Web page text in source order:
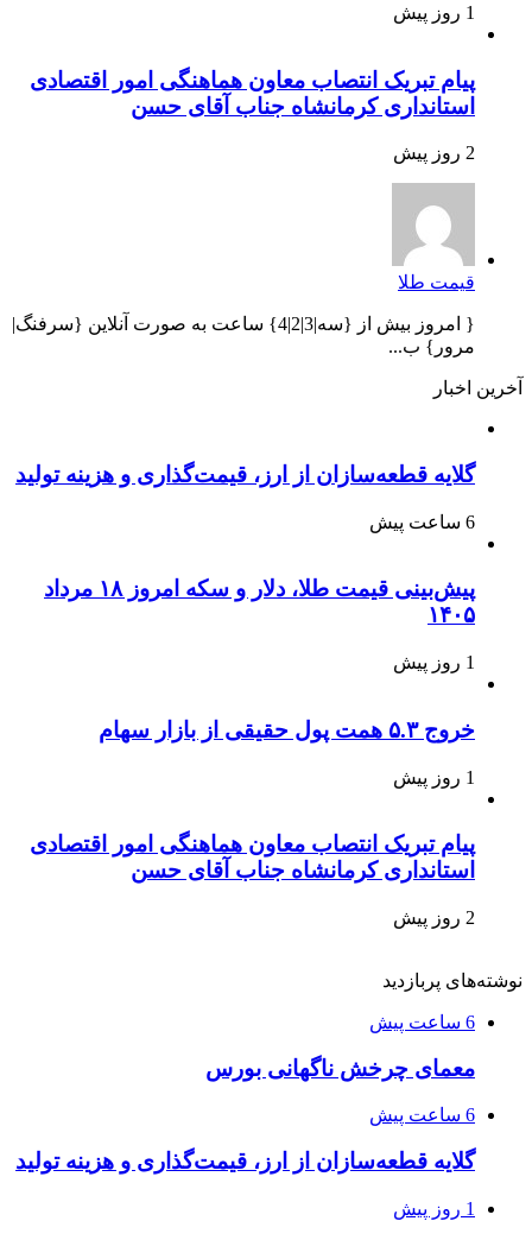
1 روز پیش
پیام تبریک انتصاب معاون هماهنگی امور اقتصادی
استانداری کرمانشاه جناب آقای حسن
2 روز پیش
قیمت طلا
{ امروز بیش از {سه|3|2|4} ساعت به صورت آنلاین {سرفنگ|
مرور} ب...
آخرین اخبار
گلایه قطعه‌سازان از ارز، قیمت‌گذاری و هزینه تولید
6 ساعت پیش
پیش‌بینی قیمت طلا، دلار و سکه امروز ۱۸ مرداد
۱۴۰۵
1 روز پیش
خروج ۵.۳ همت پول حقیقی از بازار سهام
1 روز پیش
پیام تبریک انتصاب معاون هماهنگی امور اقتصادی
استانداری کرمانشاه جناب آقای حسن
2 روز پیش
نوشته‌های پربازدید
6 ساعت پیش
معمای چرخش ناگهانی بورس
6 ساعت پیش
گلایه قطعه‌سازان از ارز، قیمت‌گذاری و هزینه تولید
1 روز پیش